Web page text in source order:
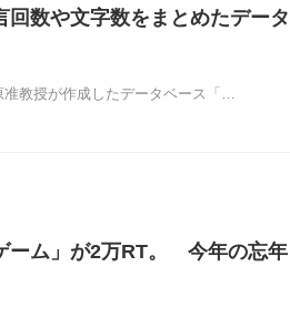
数や文字数をまとめたデータ
教授が作成したデータベース「…
ーム」が2万RT。 今年の忘年